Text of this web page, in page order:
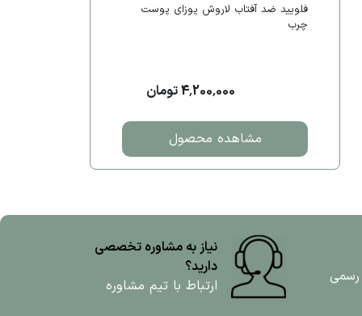
فلویید ضد آفتاب لاروش پوزای پوست
چرب
4,200,000 تومان
مشاهده محصول
رسمی
نیاز به مشاوره تخصصی
دارید؟
ارتباط با تیم مشاوره